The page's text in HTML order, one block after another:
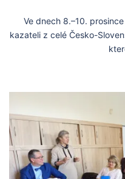
Ve dnech 8.–10.
kazateli z celé Česko-